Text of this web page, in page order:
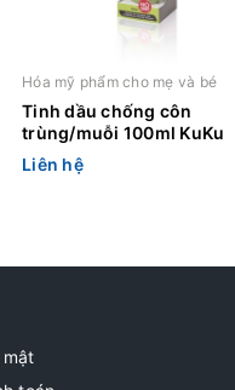
Hóa mỹ phẩm cho mẹ và bé
Tinh dầu chống côn
trùng/muỗi 100ml KuKu
Liên hệ
mật